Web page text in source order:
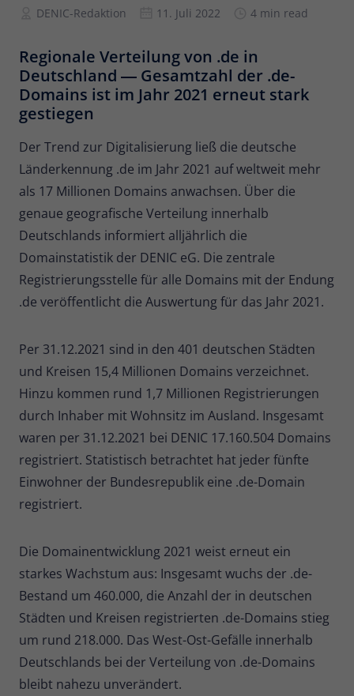
DENIC-Redaktion 11. Juli 2022 4 min read
Regionale Verteilung von .de in
Deutschland ― Gesamtzahl der .de-
Domains ist im Jahr 2021 erneut stark
gestiegen
Der Trend zur Digitalisierung ließ die deutsche
Länderkennung .de im Jahr 2021 auf weltweit mehr
als 17 Millionen Domains anwachsen. Über die
genaue geografische Verteilung innerhalb
Deutschlands informiert alljährlich die
Domainstatistik der DENIC eG. Die zentrale
Registrierungsstelle für alle Domains mit der Endung
.de veröffentlicht die Auswertung für das Jahr 2021.
Per 31.12.2021 sind in den 401 deutschen Städten
und Kreisen 15,4 Millionen Domains verzeichnet.
Hinzu kommen rund 1,7 Millionen Registrierungen
durch Inhaber mit Wohnsitz im Ausland. Insgesamt
waren per 31.12.2021 bei DENIC 17.160.504 Domains
registriert. Statistisch betrachtet hat jeder fünfte
Einwohner der Bundesrepublik eine .de-Domain
registriert.
Die Domainentwicklung 2021 weist erneut ein
starkes Wachstum aus: Insgesamt wuchs der .de-
Bestand um 460.000, die Anzahl der in deutschen
Städten und Kreisen registrierten .de-Domains stieg
um rund 218.000. Das West-Ost-Gefälle innerhalb
Deutschlands bei der Verteilung von .de-Domains
bleibt nahezu unverändert.
Zweck
Zur Speicherung der
Attributionsinformationen, des
Referrers, der ursprünglich zum
Name _pk_id
Laufzeit 13 Monate
Zweck
den Benutzer zu speichern, wie z. B. die
eindeutige Besucher-ID.
Name _pk_ses
Anbieter Matomo
Laufzeit 30 Minuten
Zweck
Kurzlebige Cookies, die zur
vorübergehenden Speicherung von
Daten für den Besuch verwendet
Name _pk_cvar
Anbieter Matomo
Laufzeit 30 Minuten
Zweck
Kurzlebige Cookies, die zur
vorübergehenden Speicherung von